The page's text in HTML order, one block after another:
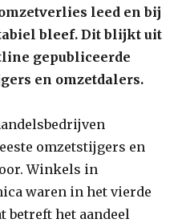
leed en bij
bleef. Dit blijkt uit
gepubliceerde
en omzetdalers.
omzetstijgers en
Winkels in
waren in het vierde
het aandeel